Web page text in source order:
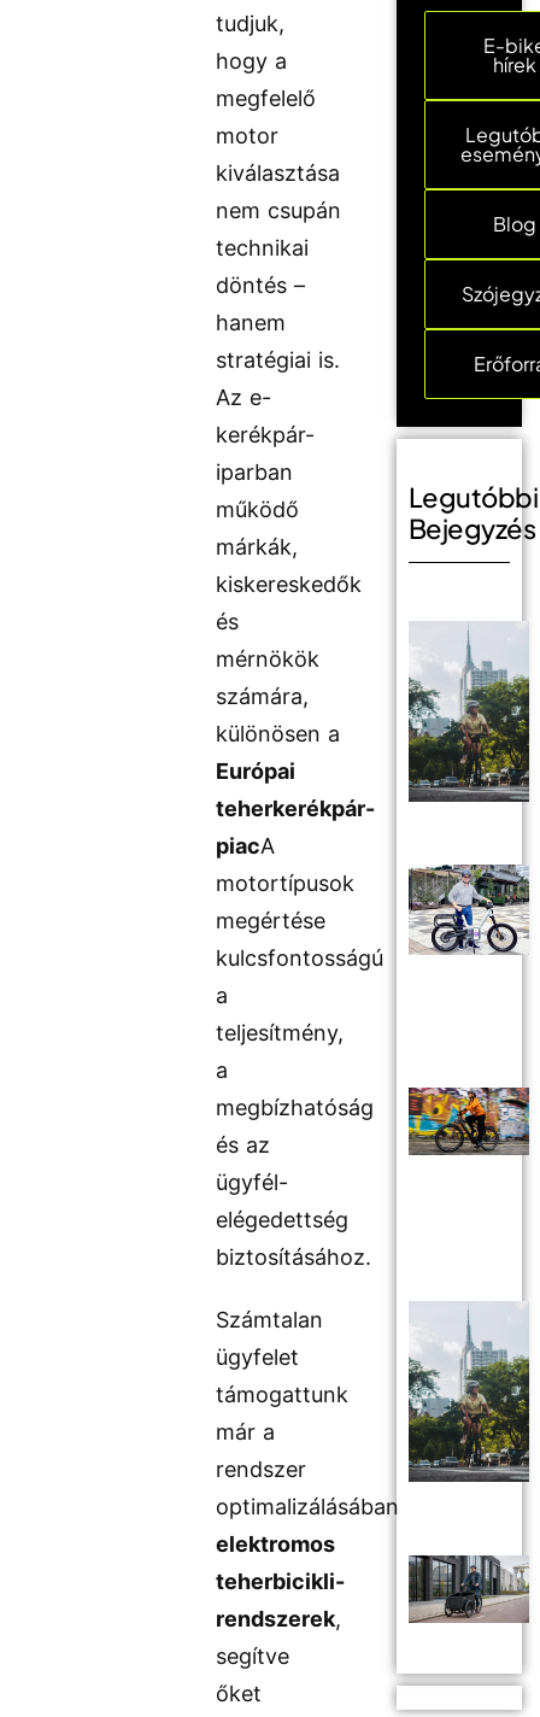
tudjuk,
hogy a
megfelelő
motor
kiválasztása
nem csupán
technikai
döntés –
hanem
stratégiai is.
Az e-
kerékpár-
iparban
működő
márkák,
kiskereskedők
és
mérnökök
számára,
különösen a
Európai
teherkerékpár-
piacA
motortípusok
megértése
kulcsfontosságú
a
teljesítmény,
a
megbízhatóság
és az
ügyfél-
elégedettség
biztosításához.
Számtalan
ügyfelet
támogattunk
már a
rendszer
optimalizálásában
elektromos
teherbicikli-
rendszerek,
segítve
őket
E-
hírek
Blog
Legutóbbi
Bejegyzés